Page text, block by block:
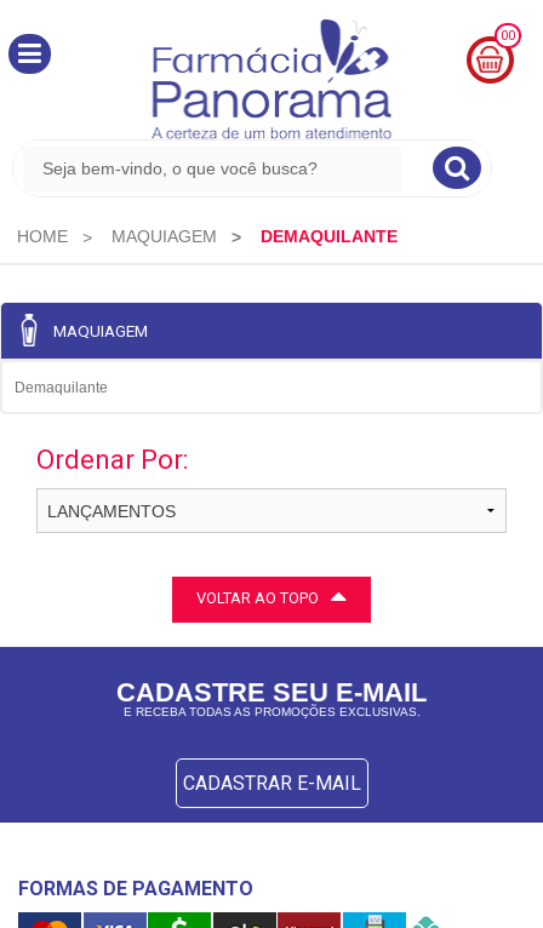
00
0,00
HOME MAQUIAGEM DEMAQUILANTE
MAQUIAGEM
Demaquilante
Ordenar Por:
VOLTAR AO TOPO
CADASTRE SEU E-MAIL
E RECEBA TODAS AS PROMOÇÕES EXCLUSIVAS.
CADASTRAR E-MAIL
FORMAS DE PAGAMENTO